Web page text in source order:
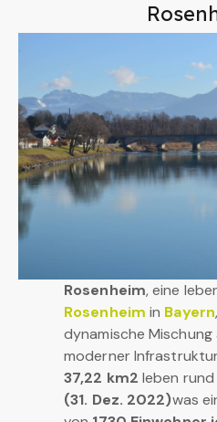
Rosenheim, eine
Rosenheim in Bayern
dynamische
moderner
37,22 km2 leben rund
(31. Dez. 2022)was